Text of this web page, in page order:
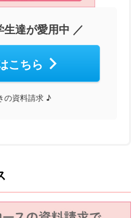
達が愛用中 ／
こちら
の資料請求 ♪